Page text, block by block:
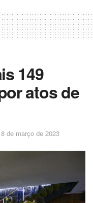
149
atos de
8 de março de 2023